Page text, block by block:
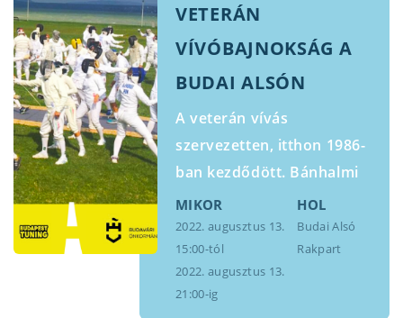
VETERÁN
VÍVÓBAJNOKSÁG A
BUDAI ALSÓN
A veterán vívás
szervezetten, itthon 1986-
ban kezdődött. Bánhalmi
János és Mészáros József
kezdeményezésére, csak
férfi párbajtőrben, az UTE
Király utcai vívótermében
folytak az edzések,
MIKOR
2022. augusztus 13.
15:00-tól
2022. augusztus 13.
21:00-ig
HOL
Budai Alsó
Rakpart